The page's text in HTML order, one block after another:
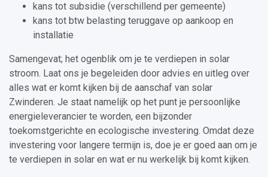
kans tot subsidie (verschillend per gemeente)
kans tot btw belasting teruggave op aankoop en
installatie
Samengevat; het ogenblik om je te verdiepen in solar
stroom. Laat ons je begeleiden door advies en uitleg over
alles wat er komt kijken bij de aanschaf van solar
Zwinderen. Je staat namelijk op het punt je persoonlijke
energieleverancier te worden, een bijzonder
toekomstgerichte en ecologische investering. Omdat deze
investering voor langere termijn is, doe je er goed aan om je
te verdiepen in solar en wat er nu werkelijk bij komt kijken.